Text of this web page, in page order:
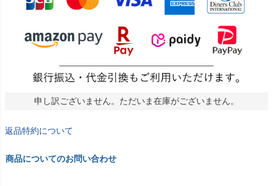
申し訳ございません。ただいま在庫がございません。
返品特約について
商品についてのお問い合わせ